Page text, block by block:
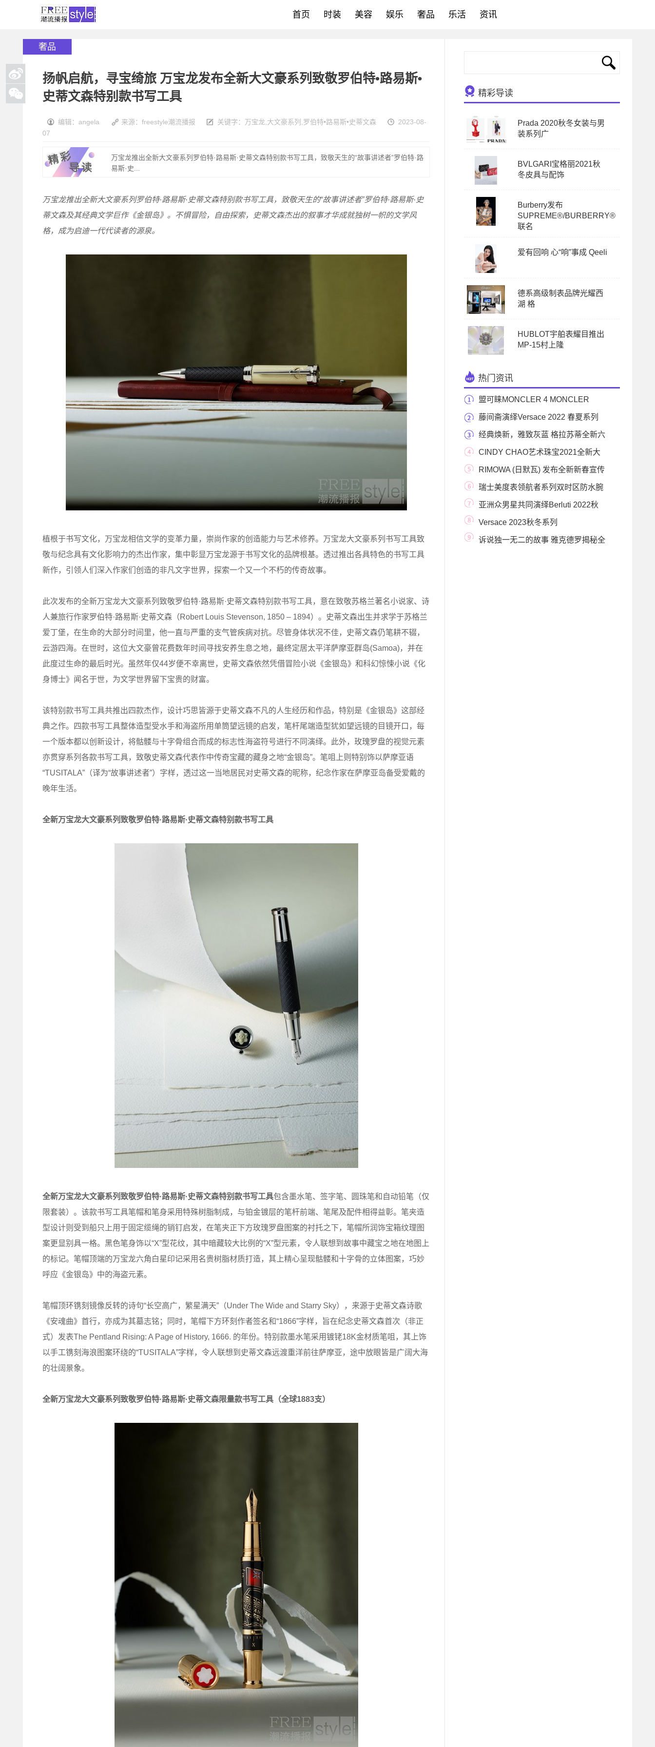
首页 时装 美容 娱乐 奢品 乐活 资讯
奢品
扬帆启航，寻宝绮旅 万宝龙发布全新大文豪系列致敬罗伯特•路易斯•
史蒂文森特别款书写工具
编辑：angela 来源：freestyle潮流播报 关键字： 万宝龙 大文豪系列 罗伯特•路易斯•史蒂文森
2023-08-
07
万宝龙推出全新大文豪系列罗伯特·路易斯·史蒂文森特别款书写工具，致敬天生的“故事讲述者”罗伯特·路
易斯·史...
万宝龙推出全新大文豪系列罗伯特·路易斯· 史蒂文森特别款书写工具，致敬天生的“故事讲述者”罗伯特·路易斯· 史
蒂文森及其经典文学巨作《金银岛》。不惧冒险，自由探索，史蒂文森杰出的叙事才华成就独树一帜的文学风
格，成为启迪一代代读者的源泉。
植根于书写文化，万宝龙相信文学的变革力量，崇尚作家的创造能力与艺术修养。万宝龙大文豪系列书写工具致
敬与纪念具有文化影响力的杰出作家，集中彰显万宝龙源于书写文化的品牌根基。透过推出各具特色的书写工具
新作，引领人们深入作家们创造的非凡文字世界，探索一个又一个不朽的传奇故事。
此次发布的全新万宝龙大文豪系列致敬罗伯特·路易斯·史蒂文森特别款书写工具，意在致敬苏格兰著名小说家、诗
人兼旅行作家罗伯特·路易斯·史蒂文森（Robert Louis Stevenson, 1850 – 1894）。史蒂文森出生并求学于苏格兰
爱丁堡，在生命的大部分时间里，他一直与严重的支气管疾病对抗。尽管身体状况不佳，史蒂文森仍笔耕不辍，
云游四海。在世时，这位大文豪曾花费数年时间寻找安养生息之地，最终定居太平洋萨摩亚群岛(Samoa)，并在
此度过生命的最后时光。虽然年仅44岁便不幸离世，史蒂文森依然凭借冒险小说《金银岛》和科幻惊悚小说《化
身博士》闻名于世，为文学世界留下宝贵的财富。
该特别款书写工具共推出四款杰作，设计巧思皆源于史蒂文森不凡的人生经历和作品，特别是《金银岛》这部经
典之作。四款书写工具整体造型受水手和海盗所用单筒望远镜的启发，笔杆尾端造型犹如望远镜的目镜开口，每
一个版本都以创新设计，将骷髅与十字骨组合而成的标志性海盗符号进行不同演绎。此外，玫瑰罗盘的视觉元素
亦贯穿系列各款书写工具，致敬史蒂文森代表作中传奇宝藏的藏身之地“金银岛”。笔咀上则特别饰以萨摩亚语
“TUSITALA”（译为“故事讲述者”）字样，透过这一当地居民对史蒂文森的昵称，纪念作家在萨摩亚岛备受爱戴的
晚年生活。
全新万宝龙大文豪系列致敬罗伯特·路易斯·史蒂文森特别款书写工具
全新万宝龙大文豪系列致敬罗伯特·路易斯·史蒂文森特别款书写工具包含墨水笔、签字笔、圆珠笔和自动铅笔（仅
限套装）。该款书写工具笔帽和笔身采用特殊树脂制成，与铂金镀层的笔杆前端、笔尾及配件相得益彰。笔夹造
型设计则受到船只上用于固定缆绳的销钉启发，在笔夹正下方玫瑰罗盘图案的衬托之下，笔帽所润饰宝箱纹理图
案更显别具一格。黑色笔身饰以“X”型花纹，其中暗藏较大比例的“X”型元素，令人联想到故事中藏宝之地在地图上
的标记。笔帽顶端的万宝龙六角白星印记采用名贵树脂材质打造，其上精心呈现骷髅和十字骨的立体图案，巧妙
呼应《金银岛》中的海盗元素。
笔帽顶环镌刻镜像反转的诗句“长空高广，繁星满天”（Under The Wide and Starry Sky），来源于史蒂文森诗歌
《安魂曲》首行，亦成为其墓志铭；同时，笔帽下方环刻作者签名和“1866”字样，旨在纪念史蒂文森首次（非正
式）发表The Pentland Rising: A Page of History, 1666. 的年份。特别款墨水笔采用镀铑18K金材质笔咀，其上饰
以手工镌刻海浪图案环绕的“TUSITALA”字样，令人联想到史蒂文森远渡重洋前往萨摩亚，途中放眼皆是广阔大海
的壮阔景象。
全新万宝龙大文豪系列致敬罗伯特·路易斯·史蒂文森限量款书写工具（全球1883支）
精彩导读
Prada 2020秋冬女装与男
装系列广
BVLGARI宝格丽2021秋
冬皮具与配饰
Burberry发布
SUPREME®/BURBERRY®
联名
爱有回响 心“响”事成 Qeeli
德系高级制表品牌光耀西
湖 格
HUBLOT宇舶表耀目推出
MP-15村上隆
热门资讯
盟可睐MONCLER 4 MONCLER
HYKE合作系列全球同步发售
藤间斋演绎Versace 2022 春夏系列
广告大片
经典焕新，雅致灰蓝 格拉苏蒂全新六
零年代腕表
CINDY CHAO艺术珠宝2021全新大
师系列创作 花之精灵
RIMOWA (日默瓦) 发布全新新春宣传
大片“留下的，
瑞士美度表领航者系列双时区防水腕
表火热上市
亚洲众男星共同演绎Berluti 2022秋
冬系列Playoff运动
Versace 2023秋冬系列
诉说独一无二的故事 雅克德罗揭秘全